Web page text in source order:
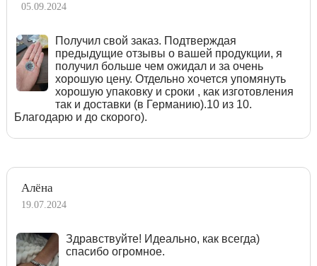
05.09.2024
Получил свой заказ. Подтверждая
предыдущие отзывы о вашей продукции, я
получил больше чем ожидал и за очень
хорошую цену. Отдельно хочется упомянуть
хорошую упаковку и сроки , как изготовления
так и доставки (в Германию).10 из 10.
Благодарю и до скорого).
Алёна
19.07.2024
Здравствуйте! Идеально, как всегда)
спасибо огромное.